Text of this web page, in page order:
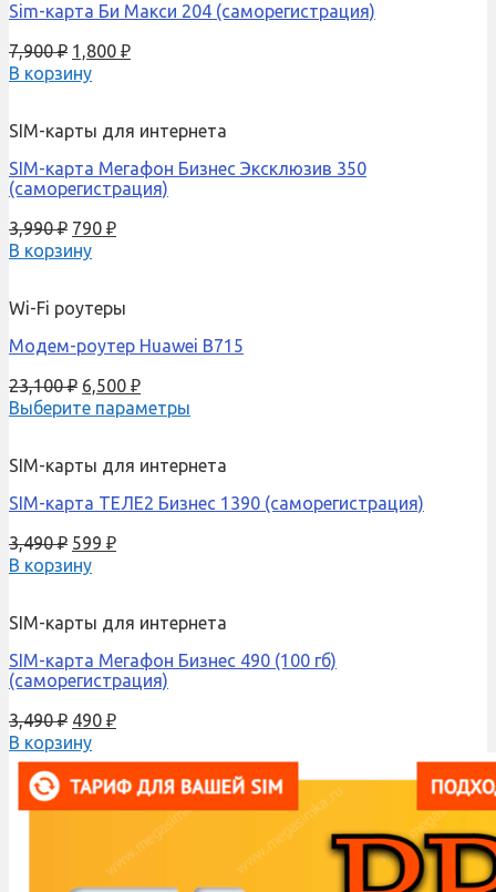
Sim-карта Би Макси 204 (саморегистрация)
7,900₽ 1,800 ₽
В корзину
SIM-карты для интернета
SIM-карта Мегафон Бизнес Эксклюзив 350
(саморегистрация)
3,990₽ 790 ₽
В корзину
Wi-Fi роутеры
Модем-роутер Huawei B715
23,100₽ 6,500 ₽
Выберите параметры
SIM-карты для интернета
SIM-карта ТЕЛЕ2 Бизнес 1390 (саморегистрация)
3,490₽ 599 ₽
В корзину
SIM-карты для интернета
SIM-карта Мегафон Бизнес 490 (100 гб)
(саморегистрация)
3,490₽ 490 ₽
В корзину